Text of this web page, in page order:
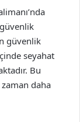
güvenlik
seyahat
Bu
daha